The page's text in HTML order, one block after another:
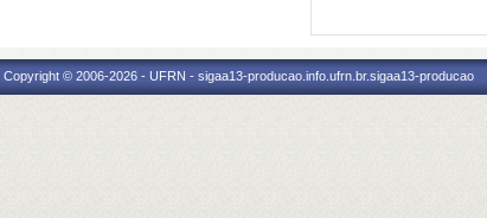
© 2006-2026 - UFRN - sigaa13-producao.info.ufrn.br.sigaa13-producao